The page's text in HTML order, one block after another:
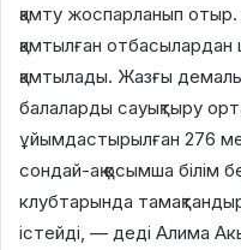
қамту жоспарланып
қамтылған отбасылардан
қамтылады. Жазғы
балаларды сауықтыру
ұйымдастырылған 276
сондай-ақ қосымша
клубтарында
істейді, — деді Алима